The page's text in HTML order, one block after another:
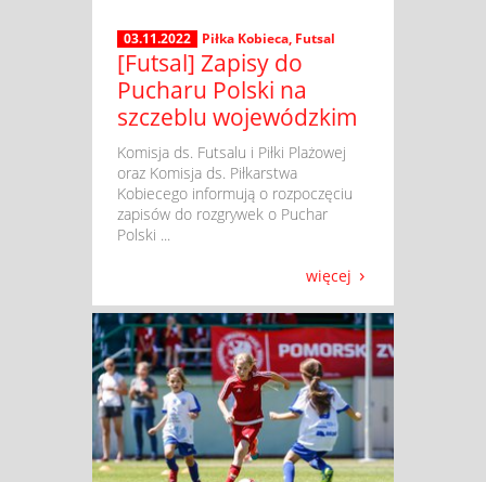
03.11.2022 Piłka Kobieca, Futsal
[Futsal] Zapisy do
Pucharu Polski na
szczeblu wojewódzkim
​ Komisja ds. Futsalu i Piłki Plażowej
oraz Komisja ds. Piłkarstwa
Kobiecego informują o rozpoczęciu
zapisów do rozgrywek o Puchar
Polski ...
więcej